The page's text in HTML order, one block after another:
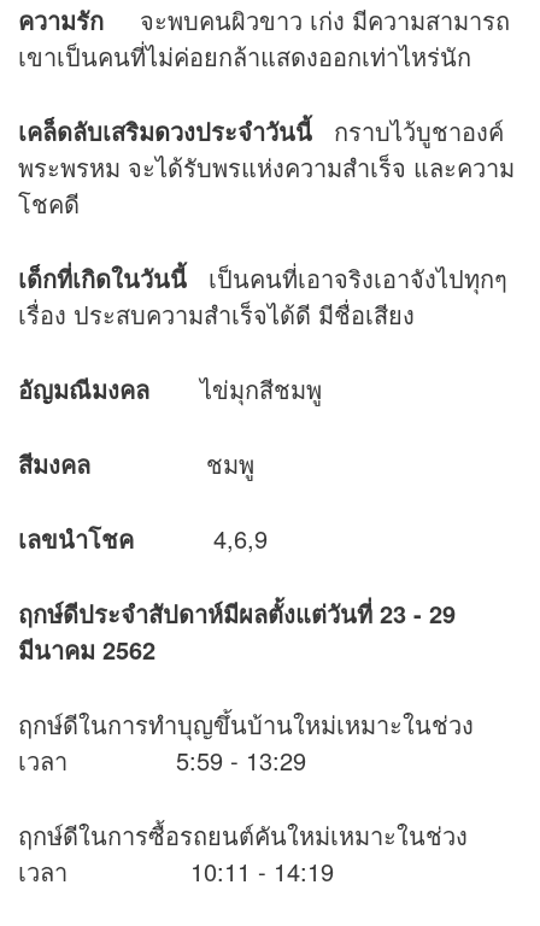
ความรัก จะพบคนผิวขาว เก่ง มีความสามารถ
เขาเป็นคนที่ไม่ค่อยกล้าแสดงออกเท่าไหร่นัก
เคล็ดลับเสริมดวงประจำวันนี้ กราบไว้บูชาองค์
พระพรหม จะได้รับพรแห่งความสำเร็จ และความ
โชคดี
เด็กที่เกิดในวันนี้ เป็นคนที่เอาจริงเอาจังไปทุกๆ
เรื่อง ประสบความสำเร็จได้ดี มีชื่อเสียง
อัญมณีมงคล ไข่มุกสีชมพู
สีมงคล ชมพู
เลขนำโชค 4,6,9
ฤกษ์ดีประจำสัปดาห์มีผลตั้งแต่วันที่ 23 - 29
มีนาคม 2562
ฤกษ์ดีในการทำบุญขึ้นบ้านใหม่เหมาะในช่วง
เวลา 5:59 - 13:29
ฤกษ์ดีในการซื้อรถยนต์คันใหม่เหมาะในช่วง
เวลา 10:11 - 14:19